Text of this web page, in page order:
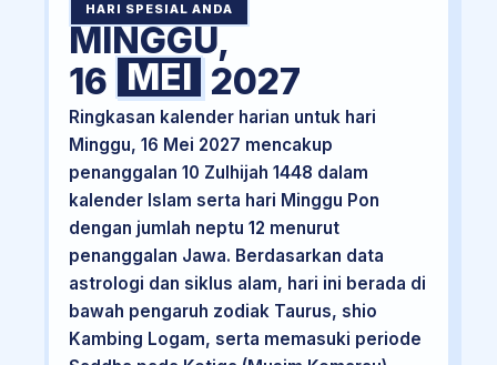
HARI SPESIAL ANDA
MINGGU,
16 MEI 2027
Ringkasan kalender harian untuk hari
Minggu, 16 Mei 2027 mencakup
penanggalan 10 Zulhijah 1448 dalam
kalender Islam serta hari Minggu Pon
dengan jumlah neptu 12 menurut
penanggalan Jawa. Berdasarkan data
astrologi dan siklus alam, hari ini berada di
bawah pengaruh zodiak Taurus, shio
Kambing Logam, serta memasuki periode